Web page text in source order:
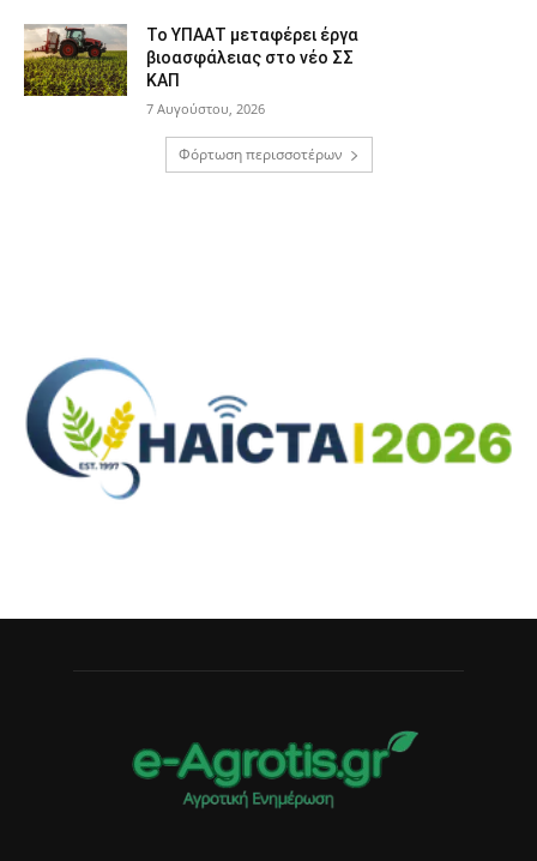
Το ΥΠΑΑΤ μεταφέρει έργα
βιοασφάλειας στο νέο ΣΣ
ΚΑΠ
7 Αυγούστου, 2026
Φόρτωση περισσοτέρων